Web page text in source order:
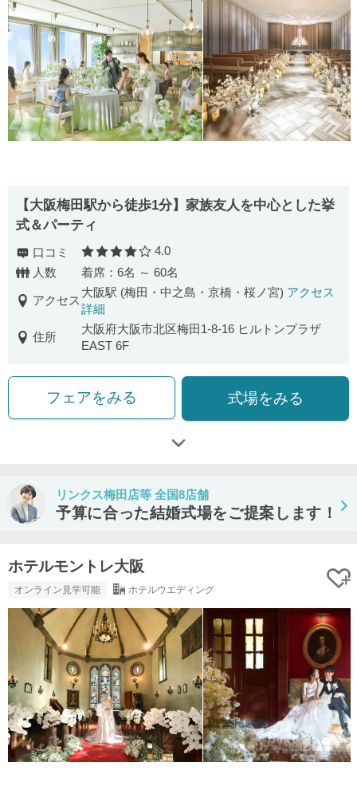
【大阪梅田駅から徒歩1分】家族友人を中心とした挙
式＆パーティ
口コミ 口コミ評価
4.0
人数
着席：6名 ～ 60名
アクセス
大阪駅 (梅田・中之島・京橋・桜ノ宮) アクセス
詳細
住所
大阪府大阪市北区梅田1-8-16 ヒルトンプラザ
EAST 6F
フェアをみる 式場をみる
リンクス梅田店等 全国8店舗
予算に合った結婚式場をご提案します！
ホテルモントレ大阪
オンライン見学可能 ホテルウエディング